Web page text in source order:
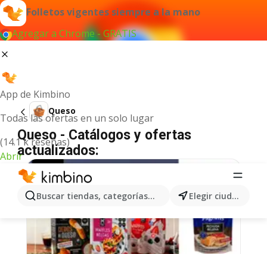
Folletos vigentes siempre a la mano
Agregar a Chrome - GRATIS
App de Kimbino
Todas las ofertas en un solo lugar
(14.1 k reseñas)
Abrir
Buscar tiendas, categorías, productos... Elegir ciudad
Queso
Queso - Catálogos y ofertas
actualizados: